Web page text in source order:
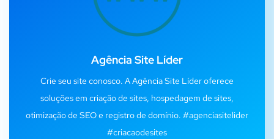
Agência Site Líder
Crie seu site conosco. A Agência Site Líder oferece
soluções em criação de sites, hospedagem de sites,
otimização de SEO e registro de domínio. #agenciasitelider
#criacaodesites